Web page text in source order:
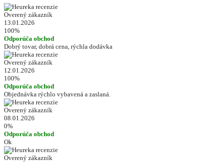
Overený zákazník
13.01.2026
100%
Odporúča obchod
Dobrý tovar, dobrá cena, rýchla dodávka
Overený zákazník
12.01.2026
100%
Odporúča obchod
Objednávka rýchlo vybavená a zaslaná.
Overený zákazník
08.01.2026
0%
Odporúča obchod
Ok
Overený zákazník